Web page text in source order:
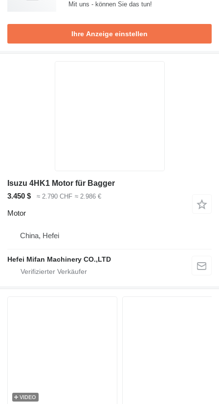
Mit uns - können Sie das tun!
Ihre Anzeige einstellen
Isuzu 4HK1 Motor für Bagger
3.450 $
≈ 2.790 CHF ≈ 2.986 €
Motor
China, Hefei
Hefei Mifan Machinery CO.,LTD
VIDEO